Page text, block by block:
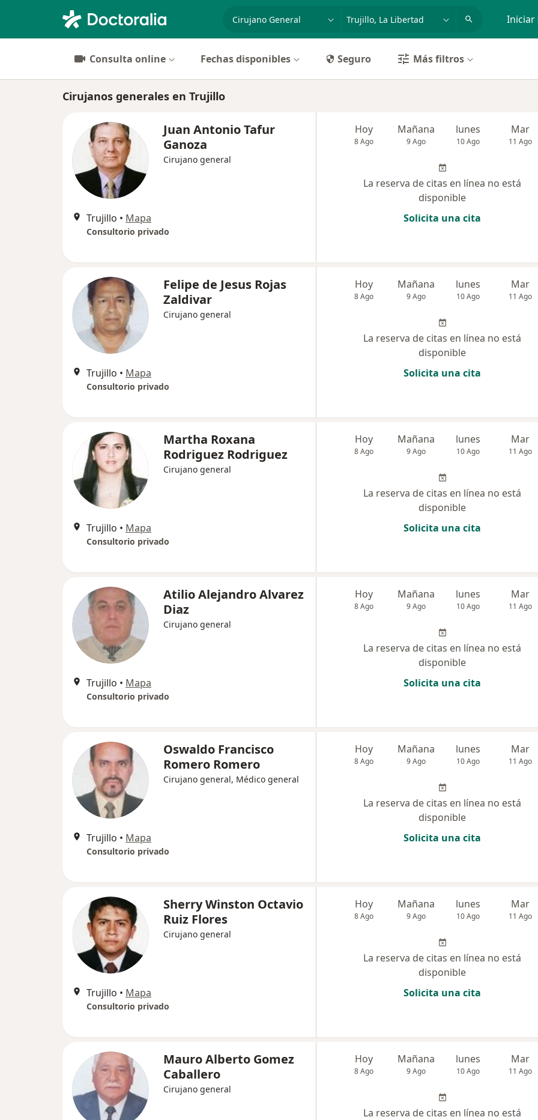
Iniciar
Consulta online Fechas disponibles Seguro Más filtros
Cirujanos generales en Trujillo
Juan Antonio Tafur
Ganoza
Cirujano general
Trujillo • Mapa
Consultorio privado
Hoy
8 Ago
Mañana
9 Ago
lunes
10 Ago
Mar
11 Ago
La reserva de citas en línea no está
disponible
Solicita una cita
Felipe de Jesus Rojas
Zaldivar
Cirujano general
Trujillo • Mapa
Consultorio privado
Hoy
8 Ago
Mañana
9 Ago
lunes
10 Ago
Mar
11 Ago
La reserva de citas en línea no está
disponible
Solicita una cita
Martha Roxana
Rodriguez Rodriguez
Cirujano general
Trujillo • Mapa
Consultorio privado
Hoy
8 Ago
Mañana
9 Ago
lunes
10 Ago
Mar
11 Ago
La reserva de citas en línea no está
disponible
Solicita una cita
Atilio Alejandro Alvarez
Diaz
Cirujano general
Trujillo • Mapa
Consultorio privado
Hoy
8 Ago
Mañana
9 Ago
lunes
10 Ago
Mar
11 Ago
La reserva de citas en línea no está
disponible
Solicita una cita
Oswaldo Francisco
Romero Romero
Cirujano general, Médico general
Trujillo • Mapa
Consultorio privado
Hoy
8 Ago
Mañana
9 Ago
lunes
10 Ago
Mar
11 Ago
La reserva de citas en línea no está
disponible
Solicita una cita
Sherry Winston Octavio
Ruiz Flores
Cirujano general
Trujillo • Mapa
Consultorio privado
Hoy
8 Ago
Mañana
9 Ago
lunes
10 Ago
Mar
11 Ago
La reserva de citas en línea no está
disponible
Solicita una cita
Mauro Alberto Gomez
Caballero
Cirujano general
Hoy
8 Ago
Mañana
9 Ago
lunes
10 Ago
Mar
11 Ago
La reserva de citas en línea no está